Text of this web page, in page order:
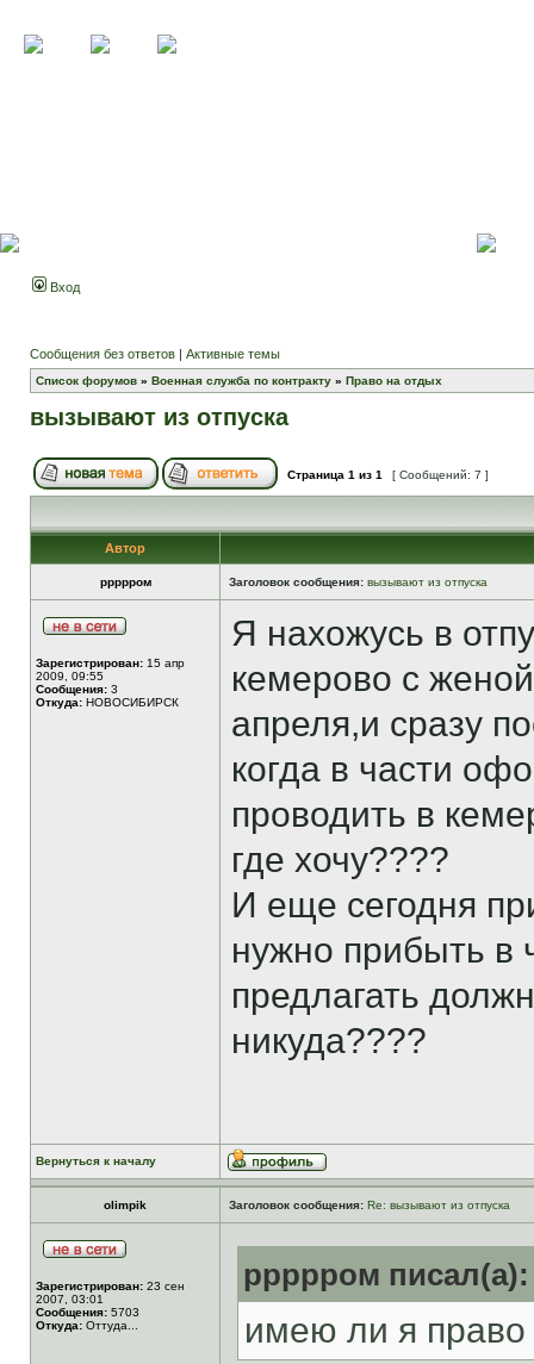
Вход
Сообщения без ответов | Активные темы
Список форумов » Военная служба по контракту » Право на отдых
вызывают из отпуска
Страница 1 из 1 [ Сообщений: 7 ]
Автор
ррррром Заголовок сообщения: вызывают из отпуска
Зарегистрирован: 15 апр
2009, 09:55
Сообщения: 3
Откуда: НОВОСИБИРСК
Я нахожусь в
кемерово с
апреля,и сразу
когда в части
проводить в
где хочу????
И еще сегодня
нужно прибыть в
предлагать
никуда????
Вернуться к началу
olimpik Заголовок сообщения: Re: вызывают из отпуска
Зарегистрирован: 23 сен
2007, 03:01
Сообщения: 5703
Откуда: Оттуда...
ррррром писал(а):
имею ли я право